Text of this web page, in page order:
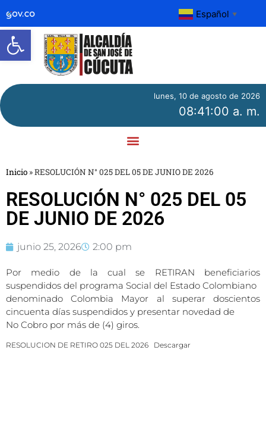
Abrir barra de herramientas
Español ▼
lunes, 10 de agosto de 2026
08:41:00 a. m.
Inicio »RESOLUCIÓN N° 025 DEL 05 DE JUNIO DE 2026
RESOLUCIÓN N° 025 DEL 05
DE JUNIO DE 2026
junio 25, 2026 2:00 pm
Por medio de la cual se RETIRAN beneficiarios
suspendidos del programa Social del Estado Colombiano
denominado Colombia Mayor al superar doscientos
cincuenta días suspendidos y presentar novedad de
No Cobro por más de (4) giros.
RESOLUCION DE RETIRO 025 DEL 2026 Descargar